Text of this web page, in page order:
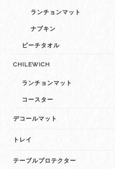
ランチョンマット
ナプキン
ビーチタオル
CHILEWICH
ランチョンマット
コースター
デコールマット
トレイ
テーブルプロテクター